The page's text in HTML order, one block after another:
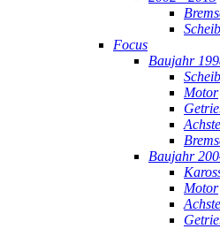
Focus
Baujahr
Motor
Baujahr
Motor